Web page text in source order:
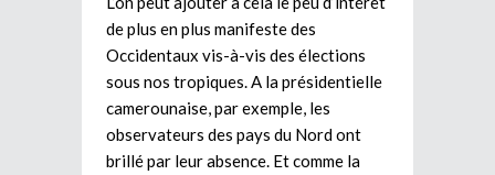
de plus en plus manifeste des
Occidentaux vis-à-vis des élections
sous nos tropiques. A la présidentielle
camerounaise, par exemple, les
observateurs des pays du Nord ont
brillé par leur absence. Et comme la